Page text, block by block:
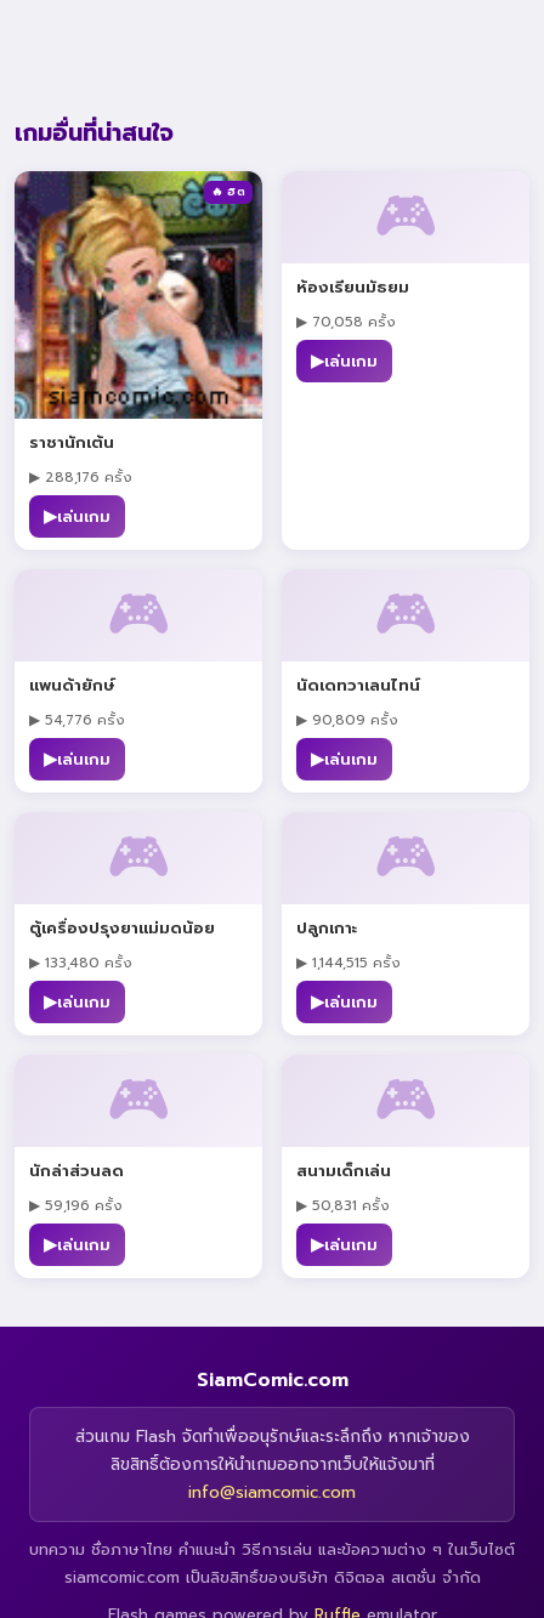
เกมอื่นที่น่าสนใจ
🔥 ฮิต
ราชานักเต้น
▶ 288,176 ครั้ง
▶เล่นเกม
🎮
ห้องเรียนมัธยม
▶ 70,058 ครั้ง
▶เล่นเกม
🎮
แพนด้ายักษ์
▶ 54,776 ครั้ง
▶เล่นเกม
🎮
นัดเดทวาเลนไทน์
▶ 90,809 ครั้ง
▶เล่นเกม
🎮
ตู้เครื่องปรุงยาแม่มดน้อย
▶ 133,480 ครั้ง
▶เล่นเกม
🎮
ปลูกเกาะ
▶ 1,144,515 ครั้ง
▶เล่นเกม
🎮
นักล่าส่วนลด
▶ 59,196 ครั้ง
▶เล่นเกม
🎮
สนามเด็กเล่น
▶ 50,831 ครั้ง
▶เล่นเกม
SiamComic.com
ส่วนเกม Flash จัดทำเพื่ออนุรักษ์และระลึกถึง หากเจ้าของ
ลิขสิทธิ์ต้องการให้นำเกมออกจากเว็บให้แจ้งมาที่
info@siamcomic.com
บทความ ชื่อภาษาไทย คำแนะนำ วิธีการเล่น และข้อความต่าง ๆ ในเว็บไซต์
siamcomic.com เป็นลิขสิทธิ์ของบริษัท ดิจิตอล สเตชั่น จำกัด